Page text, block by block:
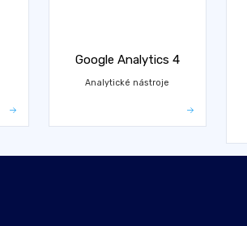
Google Analytics 4
Analytické nástroje